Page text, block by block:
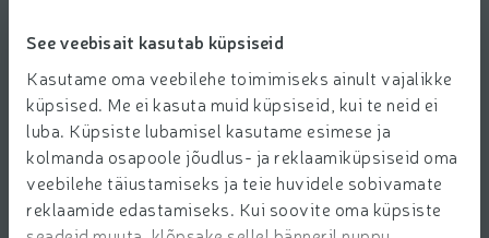
See veebisait kasutab küpsiseid
Kasutame oma veebilehe toimimiseks ainult vajalikke
küpsised. Me ei kasuta muid küpsiseid, kui te neid ei
luba. Küpsiste lubamisel kasutame esimese ja
kolmanda osapoole jõudlus- ja reklaamiküpsiseid oma
veebilehe täiustamiseks ja teie huvidele sobivamate
reklaamide edastamiseks. Kui soovite oma küpsiste